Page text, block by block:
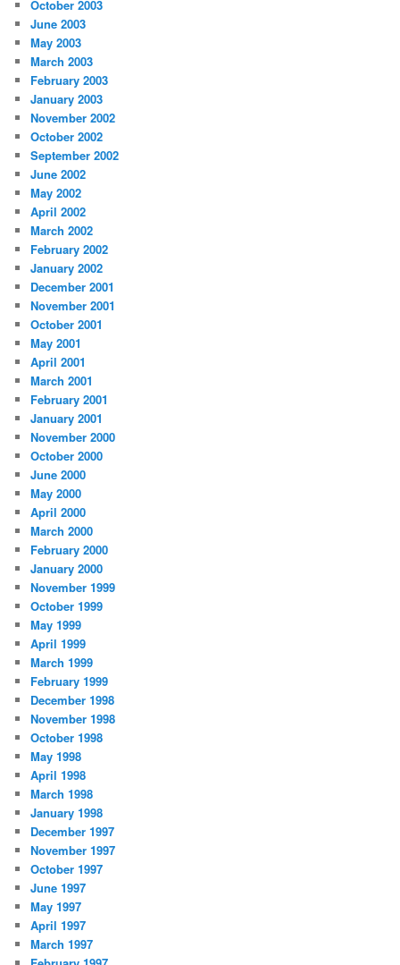
October 2003
June 2003
May 2003
March 2003
February 2003
January 2003
November 2002
October 2002
September 2002
June 2002
May 2002
April 2002
March 2002
February 2002
January 2002
December 2001
November 2001
October 2001
May 2001
April 2001
March 2001
February 2001
January 2001
November 2000
October 2000
June 2000
May 2000
April 2000
March 2000
February 2000
January 2000
November 1999
October 1999
May 1999
April 1999
March 1999
February 1999
December 1998
November 1998
October 1998
May 1998
April 1998
March 1998
January 1998
December 1997
November 1997
October 1997
June 1997
May 1997
April 1997
March 1997